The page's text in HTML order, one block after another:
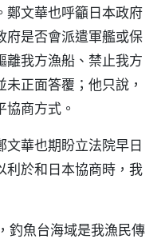
鄭文華也呼籲日本政府
府是否會派遣軍艦或保
離我方漁船、禁止我方
正面答覆；他只說，
商方式。
文華也期盼立法院早日
利於和日本協商時，我
釣魚台海域是我漁民傳